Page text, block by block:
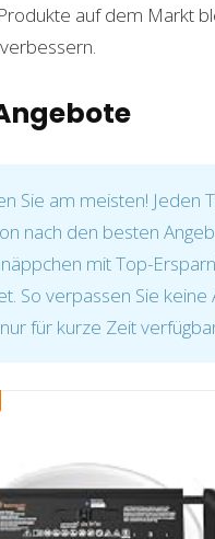
auf dem Markt
Sie am meisten! Jeden
nach den besten
mit Top-
So verpassen Sie keine
für kurze Zeit